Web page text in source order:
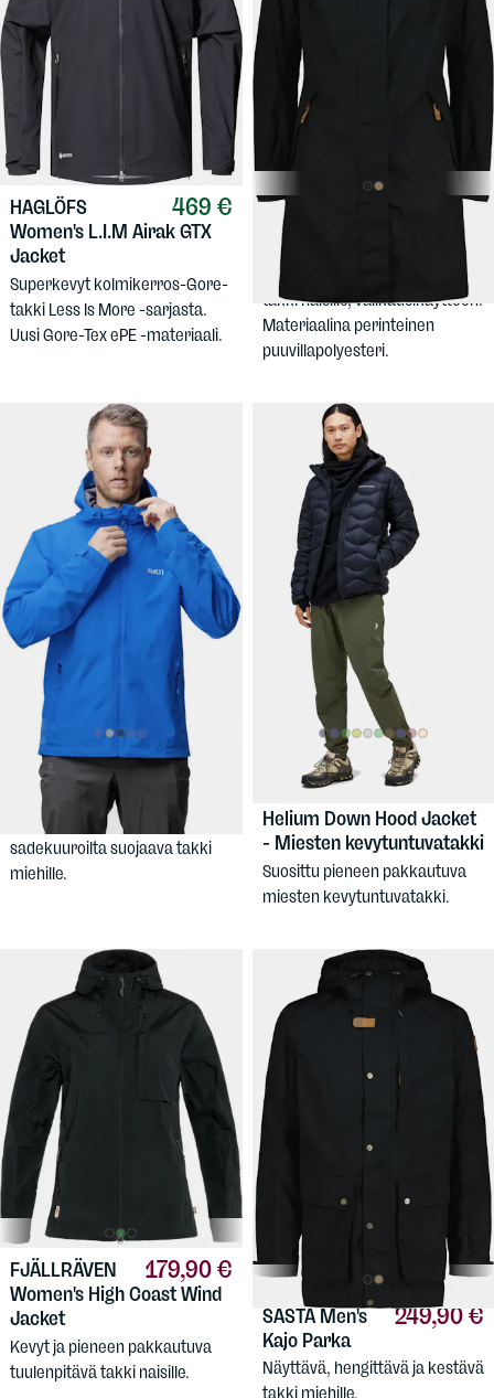
469 €
HAGLÖFS
Women's L.I.M Airak GTX
Jacket
Superkevyt kolmikerros-Gore-
takki Less Is More -sarjasta.
Uusi Gore-Tex ePE -materiaali.
249,90 €
SASTA
Women's Kajo Parka
Näyttävä, hengittävä ja kestävä
takki naisille, välikausikäyttöön.
Materiaalina perinteinen
puuvillapolyesteri.
109 €
HALTI
Mens Forter
Dx Jacket
Kevyt, tuulenpitävä ja
sadekuuroilta suojaava takki
miehille.
279,90 €
PEAK
PERFORMANCEMen's
Helium Down Hood Jacket
- Miesten kevytuntuvatakki
Suosittu pieneen pakkautuva
miesten kevytuntuvatakki.
179,90 €
FJÄLLRÄVEN
Women's High Coast Wind
Jacket
Kevyt ja pieneen pakkautuva
tuulenpitävä takki naisille.
249,90 €
SASTAMen's
Kajo Parka
Näyttävä, hengittävä ja kestävä
takki miehille,